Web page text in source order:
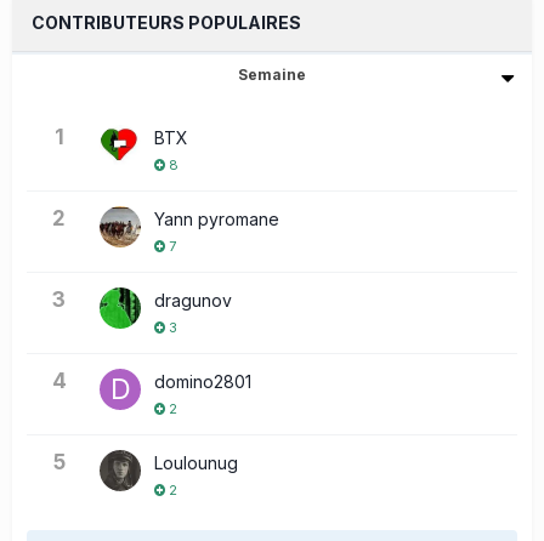
CONTRIBUTEURS POPULAIRES
Semaine
1 BTX
8
2 Yann pyromane
7
3 dragunov
3
4 domino2801
2
5 Loulounug
2